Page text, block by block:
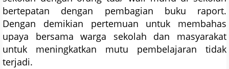
bertepatan dengan pembagian buku raport.
Dengan demikian pertemuan untuk membahas
upaya bersama warga sekolah dan masyarakat
untuk meningkatkan mutu pembelajaran tidak
terjadi.